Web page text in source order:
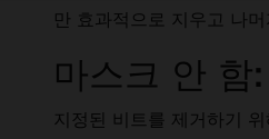
만 효과적으로 지우고 나
마스크 안 함
지정된 비트를 제거하기